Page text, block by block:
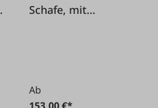
Schafe, mit
Ab
153,00 €*